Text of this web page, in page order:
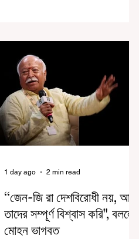
পদযাত্রার রেশ সেভাবে পড়েনি। শুক্রবার কলকাতা
সার্ভে বিল্ডিংয়ের সামনে থেকে হাজরা মোড় পর্যন্ত
তেরঙ্গা যাত্রায় অংশ নিয়ে সেই কর্মসূচির আনুষ্ঠানিক
সূচনা করলেন মুখ্যমন্ত্রী শুভেন্দু অধিকারী। শুক্রবার
মিছিলে মুখ্যমন্ত্রীর
“জেন-জি রা দেশবিরোধী নয়, আমি
তাদের সম্পূর্ণ বিশ্বাস করি", বললেন
মোহন ভাগবত
1 day ago 2 min read